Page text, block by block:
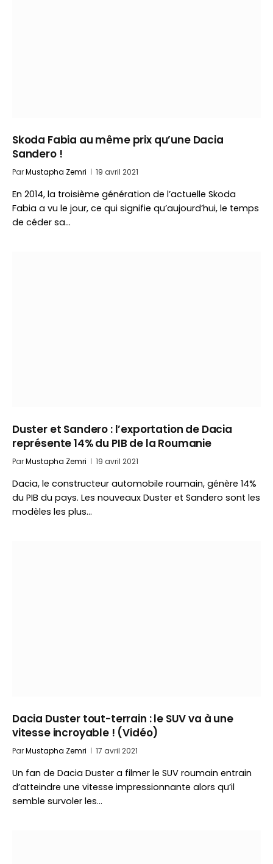
Skoda Fabia au même prix qu’une Dacia
Sandero !
ParMustapha Zemri 19 avril 2021
En 2014, la troisième génération de l’actuelle Skoda
Fabia a vu le jour, ce qui signifie qu’aujourd’hui, le temps
de céder sa…
Duster et Sandero : l’exportation de Dacia
représente 14% du PIB de la Roumanie
ParMustapha Zemri 19 avril 2021
Dacia, le constructeur automobile roumain, génère 14%
du PIB du pays. Les nouveaux Duster et Sandero sont les
modèles les plus…
Dacia Duster tout-terrain : le SUV va à une
vitesse incroyable ! (Vidéo)
ParMustapha Zemri 17 avril 2021
Un fan de Dacia Duster a filmer le SUV roumain entrain
d’atteindre une vitesse impressionnante alors qu’il
semble survoler les…